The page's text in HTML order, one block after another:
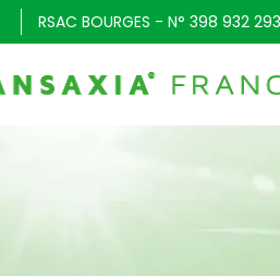
RSAC BOURGES - N° 398 932 293